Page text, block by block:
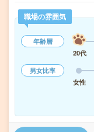
職場の雰囲気
年齢層
20代
男女比率
女性